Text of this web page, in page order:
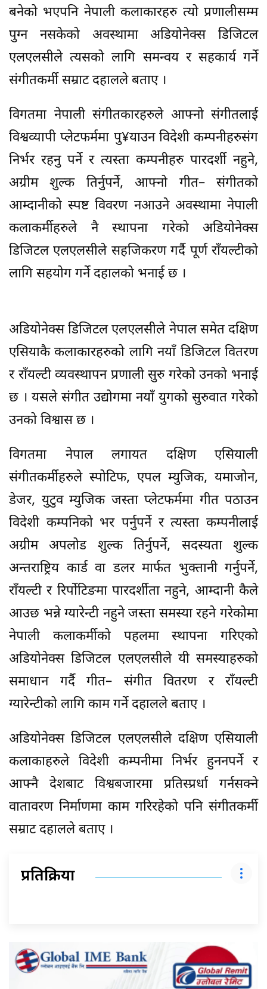
बनेको भएपनि नेपाली कलाकारहरु त्यो प्रणालीसम्म
पुग्न नसकेको अवस्थामा अडियोनेक्स डिजिटल
एलएलसीले त्यसको लागि समन्वय र सहकार्य गर्ने
संगीतकर्मी सम्राट दहालले बताए ।
विगतमा नेपाली संगीतकारहरुले आफ्नो संगीतलाई
विश्वव्यापी प्लेटफर्ममा पु¥याउन विदेशी कम्पनीहरुसंग
निर्भर रहनु पर्ने र त्यस्ता कम्पनीहरु पारदर्शी नहुने,
अग्रीम शुल्क तिर्नुपर्ने, आफ्नो गीत– संगीतको
आम्दानीको स्पष्ट विवरण नआउने अवस्थामा नेपाली
कलाकर्मीहरुले नै स्थापना गरेको अडियोनेक्स
डिजिटल एलएलसीले सहजिकरण गर्दै पूर्ण राँयल्टीको
लागि सहयोग गर्ने दहालको भनाई छ ।
अडियोनेक्स डिजिटल एलएलसीले नेपाल समेत दक्षिण
एसियाकै कलाकारहरुको लागि नयाँ डिजिटल वितरण
र राँयल्टी व्यवस्थापन प्रणाली सुरु गरेको उनको भनाई
छ । यसले संगीत उद्योगमा नयाँ युगको सुरुवात गरेको
उनको विश्वास छ ।
विगतमा नेपाल लगायत दक्षिण एसियाली
संगीतकर्मीहरुले स्पोटिफ, एपल म्युजिक, यमाजोन,
डेजर, युटुव म्युजिक जस्ता प्लेटफर्ममा गीत पठाउन
विदेशी कम्पनिको भर पर्नुपर्ने र त्यस्ता कम्पनीलाई
अग्रीम अपलोड शुल्क तिर्नुपर्ने, सदस्यता शुल्क
अन्तराष्ट्रिय कार्ड वा डलर मार्फत भुक्तानी गर्नुपर्ने,
राँयल्टी र रिर्पोटिङमा पारदर्शीता नहुने, आम्दानी कैले
आउछ भन्ने ग्यारेन्टी नहुने जस्ता समस्या रहने गरेकोमा
नेपाली कलाकर्मीको पहलमा स्थापना गरिएको
अडियोनेक्स डिजिटल एलएलसीले यी समस्याहरुको
समाधान गर्दै गीत– संगीत वितरण र राँयल्टी
ग्यारेन्टीको लागि काम गर्ने दहालले बताए ।
अडियोनेक्स डिजिटल एलएलसीले दक्षिण एसियाली
कलाकाहरुले विदेशी कम्पनीमा निर्भर हुननपर्ने र
आफ्नै देशबाट विश्वबजारमा प्रतिस्प्रर्धा गर्नसक्ने
वातावरण निर्माणमा काम गरिरहेको पनि संगीतकर्मी
सम्राट दहालले बताए ।
प्रतिक्रिया